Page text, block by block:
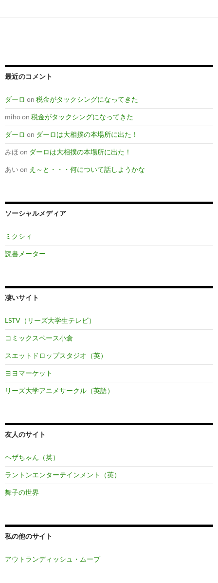
最近のコメント
ダーロ on 税金がタックシングになってきた
mihoon 税金がタックシングになってきた
ダーロ on ダーロは大相撲の本場所に出た！
みほ on ダーロは大相撲の本場所に出た！
あい on え～と・・・何について話しようかな
ソーシャルメディア
ミクシィ
読書メーター
凄いサイト
LSTV（リーズ大学生テレビ）
コミックスペース小倉
スエットドロップスタジオ（英）
ヨヨマーケット
リーズ大学アニメサークル（英語）
友人のサイト
ヘザちゃん（英）
ラントンエンターテインメント（英）
舞子の世界
私の他のサイト
アウトランディッシュ・ムーブ